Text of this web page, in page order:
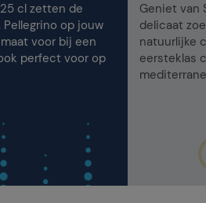
cl zetten de
Pellegrino op jouw
voor bij een
perfect voor op
Geniet van
delicaat
natuurlijke
eersteklas